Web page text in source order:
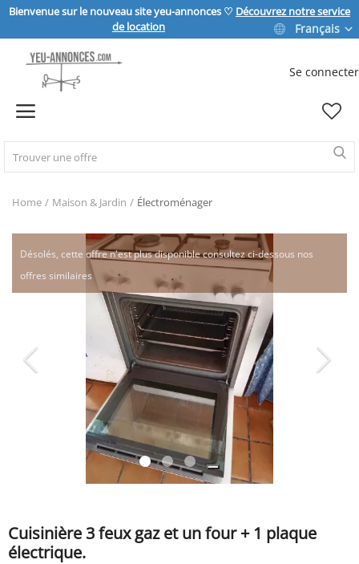
Bienvenue sur le nouveau site yeu-annonces ♡ Découvrez notre service
de location
Français
Se connecter
Home
IMMOBILIER
MAISON & JARDIN
SPORT & LOISIRS
VÉHICULE
BILLET & COVOIT'
Home Maison & Jardin Électroménager
Désolés, cette offre n'est plus disponible consultez ci-dessous nos
offres similaires
Cuisinière 3 feux gaz et un four + 1 plaque
électrique.